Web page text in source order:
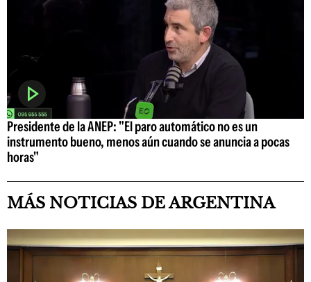
Presidente de la ANEP: "El paro automático no es un
instrumento bueno, menos aún cuando se anuncia a pocas
horas"
MÁS NOTICIAS DE ARGENTINA